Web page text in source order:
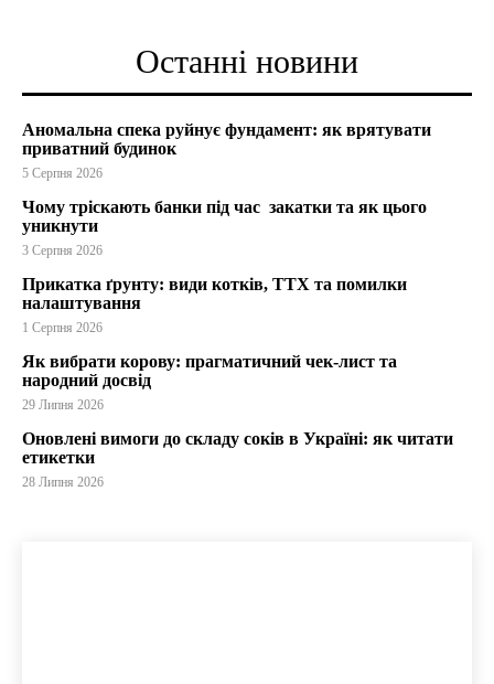
Останні новини
Аномальна спека руйнує фундамент: як врятувати
приватний будинок
5 Серпня 2026
Чому тріскають банки під час закатки та як цього
уникнути
3 Серпня 2026
Прикатка ґрунту: види котків, ТТХ та помилки
налаштування
1 Серпня 2026
Як вибрати корову: прагматичний чек-лист та
народний досвід
29 Липня 2026
Оновлені вимоги до складу соків в Україні: як читати
етикетки
28 Липня 2026